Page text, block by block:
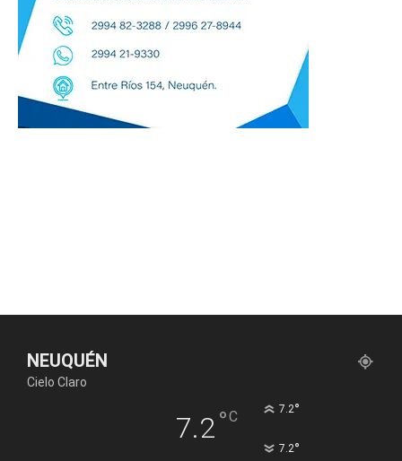
NEUQUÉN
Cielo Claro
7.2°C 7.2°
7.2°